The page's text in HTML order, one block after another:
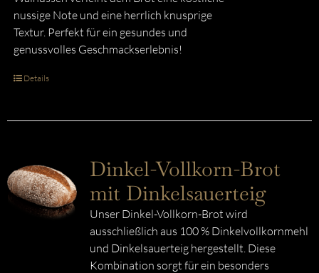
nussige Note und eine herrlich knusprige
Textur. Perfekt für ein gesundes und
genussvolles Geschmackserlebnis!
Details
Dinkel-Vollkorn-Brot
mit Dinkelsauerteig
Unser Dinkel-Vollkorn-Brot wird
ausschließlich aus 100 % Dinkelvollkornmehl
und Dinkelsauerteig hergestellt. Diese
Kombination sorgt für ein besonders